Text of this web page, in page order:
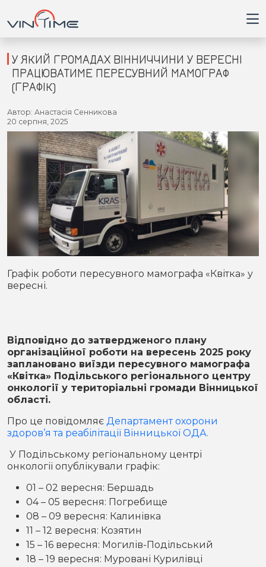
Головна
Війна
Новини
Кримінал
Здоров'я
Приватна думка
В кулуарах
Місто
Конфлікти
Партнери
Спорт
Спорт
Футбол
Контакти
Підписатись на нас у Telegram
У ЯКИЙ ГРОМАДАХ ВІННИЧЧИНИ У ВЕРЕСНІ
ПРАЦЮВАТИМЕ ПЕРЕСУВНИЙ МАМОГРАФ
(ГРАФІК)
Автор: Анастасія Сенникова
20 серпня, 2025
Графік роботи пересувного мамографа «Квітка» у
вересні.
Відповідно до затвердженого плану
організаційної роботи на вересень 2025 року
заплановано виїзди пересувного мамографа
«Квітка» Подільського регіонального центру
онкології у територіальні громади Вінницької
області.
Про це повідомляє Департамент охорони
здоров’я та реабілітації Вінницької ОДА.
У Подільському регіональному центрі
онкології опублікували графік:
01 – 02 вересня: Бершадь
04 – 05 вересня: Погребище
08 – 09 вересня: Калинівка
11 – 12 вересня: Козятин
15 – 16 вересня: Могилів-Подільський
18 – 19 вересня: Муровані Курилівці